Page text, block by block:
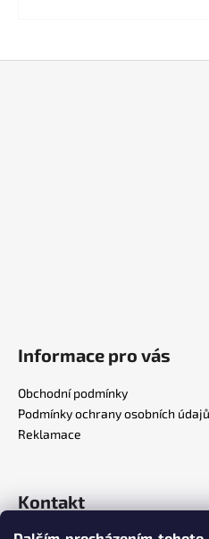
Informace pro vás
Obchodní podmínky
Podmínky ochrany osobních údajů
Reklamace
Kontakt